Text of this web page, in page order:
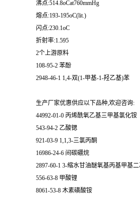
沸点:514.8oCat760mmHg
熔点:193-195oC(lit.)
闪点:230.1oC
折射率:1.595
2个上游原料
108-95-2 苯酚
2948-46-1 1,4-双(1-甲基-1-羟乙基)苯
生产厂家优惠供应以下品种,欢迎咨询:
44992-01-0 丙烯酰氧乙基三甲基氯化铵
543-94-2 乙酸锶
921-03-9 1,1,3-三氯丙酮
16986-24-6 间碳硼烷
2897-60-1 3-缩水甘油醚氧基丙基甲基
556-63-8 甲酸锂
8061-53-8 木素磺酸铵